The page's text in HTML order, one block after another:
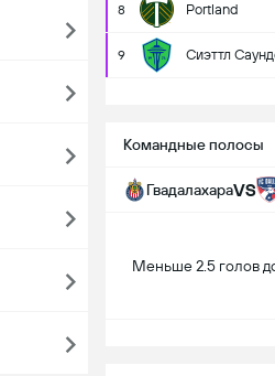
8 Portland
9 Сиэттл
Командные полосы
ГвадалахараVS
Меньше 2.5 голов